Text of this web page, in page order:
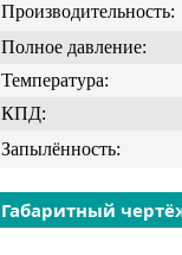
Производительность:
Полное давление:
Температура:
КПД:
Запылённость:
Габаритный